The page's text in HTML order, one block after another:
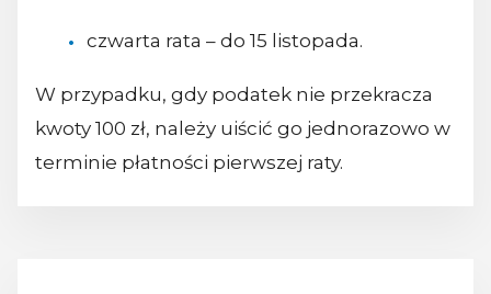
czwarta rata – do 15 listopada.
W przypadku, gdy podatek nie przekracza
kwoty 100 zł, należy uiścić go jednorazowo w
terminie płatności pierwszej raty.